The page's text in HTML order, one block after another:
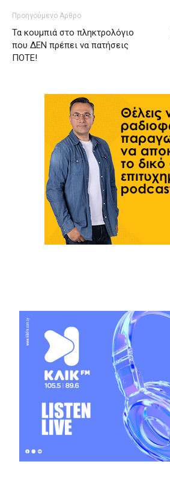
Προηγούμενο Άρθρο
Τα κουμπιά στο πληκτρολόγιο
που ΔΕΝ πρέπει να πατήσεις
ΠΟΤΕ!